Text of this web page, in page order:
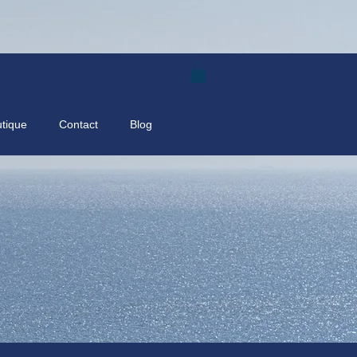
Contact Blog